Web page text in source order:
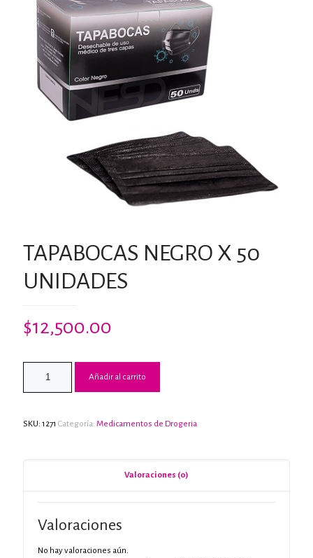
TAPABOCAS NEGRO X 50
UNIDADES
$12,500.00
Añadir al carrito
SKU: 1271 Categoría: Medicamentos de Drogeria
Valoraciones (0)
Valoraciones
No hay valoraciones aún.